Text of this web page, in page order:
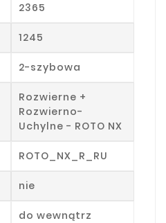
2365
1245
2-szybowa
Rozwierne +
Rozwierno-
Uchylne - ROTO NX
ROTO_NX_R_RU
nie
do wewnątrz